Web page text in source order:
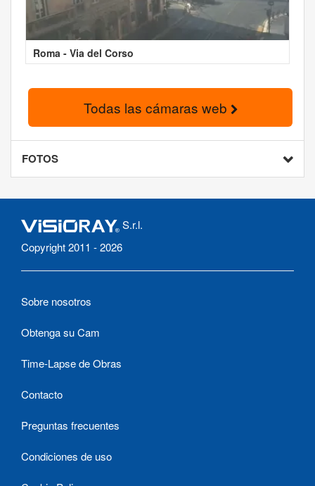
Roma - Via del Corso
Todas las cámaras web
FOTOS
S.r.l.
Copyright 2011 - 2026
Sobre nosotros
Obtenga su Cam
Time-Lapse de Obras
Contacto
Preguntas frecuentes
Condiciones de uso